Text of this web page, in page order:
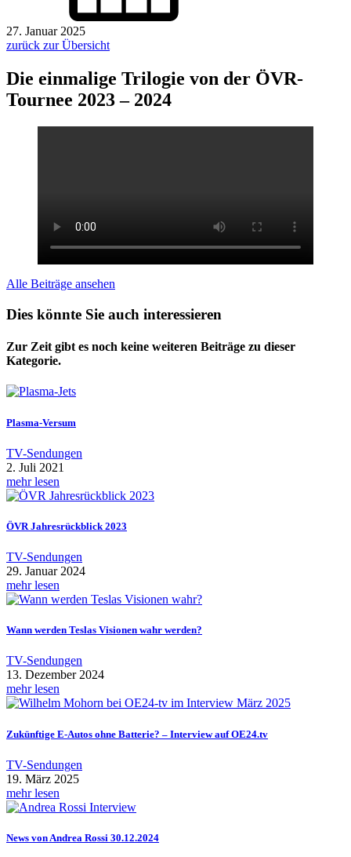
27. Januar 2025
zurück zur Übersicht
Die einmalige Trilogie von der ÖVR-
Tournee 2023 – 2024
Alle Beiträge ansehen
Dies könnte Sie auch interessieren
Zur Zeit gibt es noch keine weiteren Beiträge zu dieser
Kategorie.
Plasma-Versum
TV-Sendungen
2. Juli 2021
mehr lesen
ÖVR Jahresrückblick 2023
TV-Sendungen
29. Januar 2024
mehr lesen
Wann werden Teslas Visionen wahr werden?
TV-Sendungen
13. Dezember 2024
mehr lesen
Zukünftige E-Autos ohne Batterie? – Interview auf OE24.tv
TV-Sendungen
19. März 2025
mehr lesen
News von Andrea Rossi 30.12.2024